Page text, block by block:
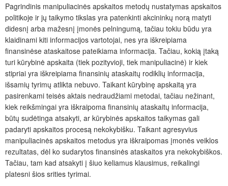
Pagrindinis manipuliacinės apskaitos metodų nustatymas apskaitos
politikoje ir jų taikymo tikslas yra patenkinti akcininkų norą matyti
didesnį arba mažesnį įmonės pelningumą, tačiau tokiu būdu yra
klaidinami kiti informacijos vartotojai, nes yra iškreipiama
finansinėse ataskaitose pateikiama informacija. Tačiau, kokią įtaką
turi kūrybinė apskaita (tiek pozityvioji, tiek manipuliacinė) ir kiek
stipriai yra iškreipiama finansinių ataskaitų rodiklių informacija,
išsamių tyrimų atlikta nebuvo. Taikant kūrybinę apskaitą yra
pasirenkami teisės aktais nedraudžiami metodai, tačiau nežinant,
kiek reikšmingai yra iškraipoma finansinių ataskaitų informacija,
būtų sudėtinga atsakyti, ar kūrybinės apskaitos taikymas gali
padaryti apskaitos procesą nekokybišku. Taikant agresyvius
manipuliacinės apskaitos metodus yra iškraipomas įmonės veiklos
rezultatas, dėl ko sudarytos finansinės ataskaitos yra nekokybiškos.
Tačiau, tam kad atsakyti į šiuo keliamus klausimus, reikalingi
platesni šios srities tyrimai.